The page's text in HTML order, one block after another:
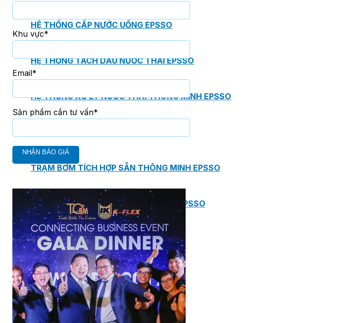
HỆ THỐNG CẤP NƯỚC UỐNG EPSSO
HỆ THỐNG TÁCH DẦU NƯỚC THẢI EPSSO
HỆ THỐNG XỬ LÝ NƯỚC THẢI THÔNG MINH EPSSO
TRẠM BƠM TÍCH HỢP SẴN THÔNG MINH EPSSO
HỆ THỐNG BƠM PCCC NGUYÊN CỤM EPSSO
BƠM CHÌM PACKAGE EPSSO
Van Watts
Khu vực*
Email*
Sản phẩm cần tư vấn*